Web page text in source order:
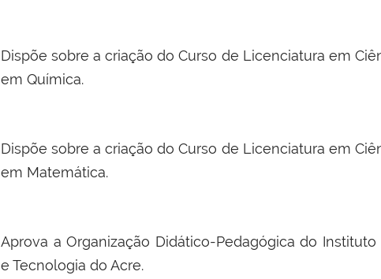
Dispõe sobre a criação do Curso de Licenciatura em
em Química.
Dispõe sobre a criação do Curso de Licenciatura em
em Matemática.
Aprova a Organização Didático-Pedagógica do
e Tecnologia do Acre.